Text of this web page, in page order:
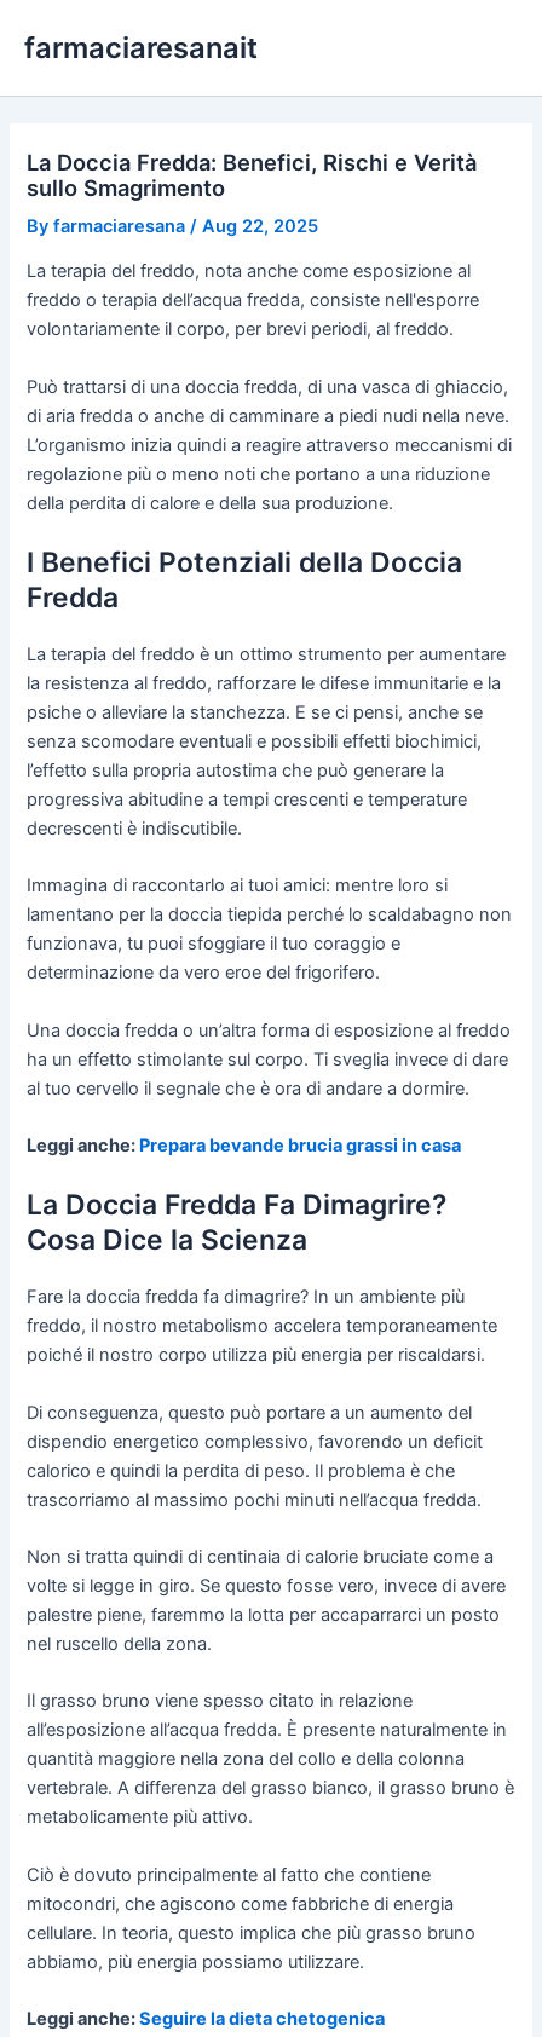
farmaciaresanait
La Doccia Fredda: Benefici, Rischi e Verità
sullo Smagrimento
Byfarmaciaresana /Aug 22, 2025
La terapia del freddo, nota anche come esposizione al
freddo o terapia dell’acqua fredda, consiste nell'esporre
volontariamente il corpo, per brevi periodi, al freddo.
Può trattarsi di una doccia fredda, di una vasca di ghiaccio,
di aria fredda o anche di camminare a piedi nudi nella neve.
L’organismo inizia quindi a reagire attraverso meccanismi di
regolazione più o meno noti che portano a una riduzione
della perdita di calore e della sua produzione.
I Benefici Potenziali della Doccia
Fredda
La terapia del freddo è un ottimo strumento per aumentare
la resistenza al freddo, rafforzare le difese immunitarie e la
psiche o alleviare la stanchezza. E se ci pensi, anche se
senza scomodare eventuali e possibili effetti biochimici,
l’effetto sulla propria autostima che può generare la
progressiva abitudine a tempi crescenti e temperature
decrescenti è indiscutibile.
Immagina di raccontarlo ai tuoi amici: mentre loro si
lamentano per la doccia tiepida perché lo scaldabagno non
funzionava, tu puoi sfoggiare il tuo coraggio e
determinazione da vero eroe del frigorifero.
Una doccia fredda o un’altra forma di esposizione al freddo
ha un effetto stimolante sul corpo. Ti sveglia invece di dare
al tuo cervello il segnale che è ora di andare a dormire.
Leggi anche: Prepara bevande brucia grassi in casa
La Doccia Fredda Fa Dimagrire?
Cosa Dice la Scienza
Fare la doccia fredda fa dimagrire? In un ambiente più
freddo, il nostro metabolismo accelera temporaneamente
poiché il nostro corpo utilizza più energia per riscaldarsi.
Di conseguenza, questo può portare a un aumento del
dispendio energetico complessivo, favorendo un deficit
calorico e quindi la perdita di peso. Il problema è che
trascorriamo al massimo pochi minuti nell’acqua fredda.
Non si tratta quindi di centinaia di calorie bruciate come a
volte si legge in giro. Se questo fosse vero, invece di avere
palestre piene, faremmo la lotta per accaparrarci un posto
nel ruscello della zona.
Il grasso bruno viene spesso citato in relazione
all’esposizione all’acqua fredda. È presente naturalmente in
quantità maggiore nella zona del collo e della colonna
vertebrale. A differenza del grasso bianco, il grasso bruno è
metabolicamente più attivo.
Ciò è dovuto principalmente al fatto che contiene
mitocondri, che agiscono come fabbriche di energia
cellulare. In teoria, questo implica che più grasso bruno
abbiamo, più energia possiamo utilizzare.
Leggi anche:Seguire la dieta chetogenica